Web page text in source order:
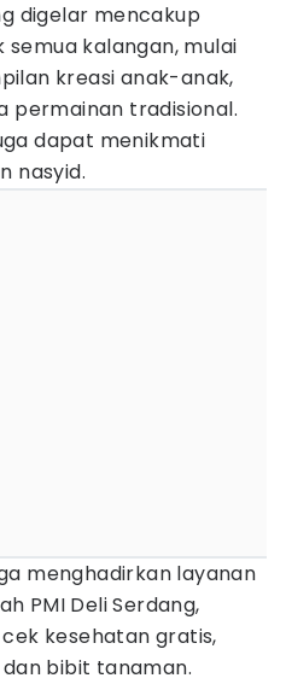
digelar mencakup
kalangan, mulai
kreasi anak-anak,
permainan tradisional.
dapat menikmati
nasyid.
menghadirkan layanan
PMI Deli Serdang,
kesehatan gratis,
bibit tanaman.